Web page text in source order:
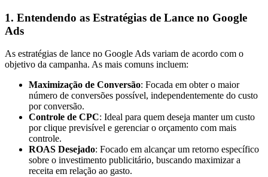
1. Entendendo as Estratégias de Lance no Google
Ads
As estratégias de lance no Google Ads variam de acordo com o
objetivo da campanha. As mais comuns incluem:
Maximização de Conversão: Focada em obter o maior
número de conversões possível, independentemente do custo
por conversão.
Controle de CPC: Ideal para quem deseja manter um custo
por clique previsível e gerenciar o orçamento com mais
controle.
ROAS Desejado: Focado em alcançar um retorno específico
sobre o investimento publicitário, buscando maximizar a
receita em relação ao gasto.